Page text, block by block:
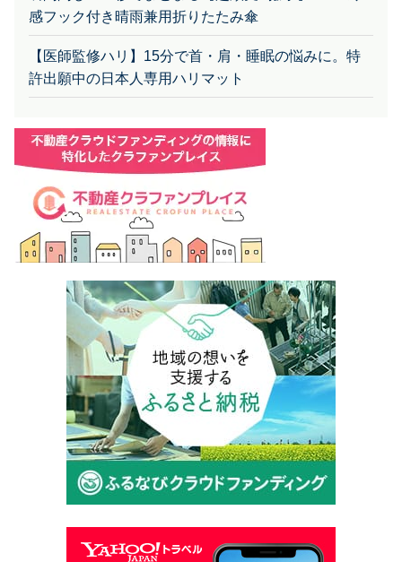
感フック付き晴雨兼用折りたたみ傘
【医師監修ハリ】15分で首・肩・睡眠の悩みに。特
許出願中の日本人専用ハリマット